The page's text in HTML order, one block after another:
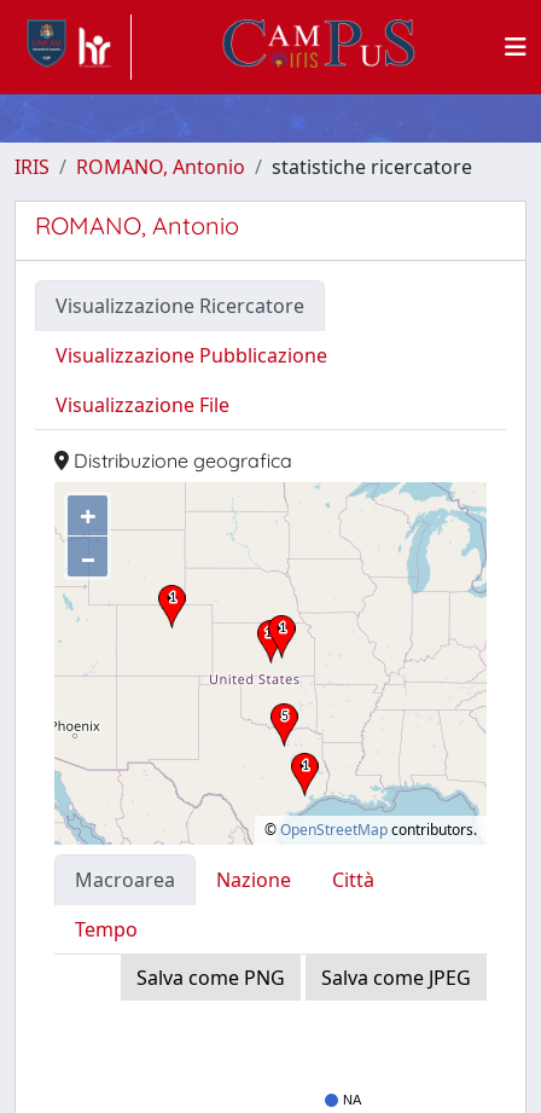
IRIS ROMANO, Antonio statistiche ricercatore
ROMANO, Antonio
Visualizzazione Ricercatore
Visualizzazione Pubblicazione
Visualizzazione File
Distribuzione geografica
+
–
©OpenStreetMapcontributors.
Macroarea Nazione
Città
Tempo
Salva come PNG
Salva come JPEG
NA